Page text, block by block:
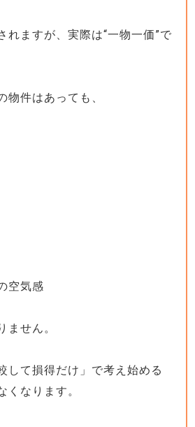
れますが、実際は“一物一価”で
物件はあっても、
空気感
ません。
して損得だけ」で考え始める
くなります。